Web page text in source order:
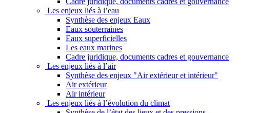
Les enjeux liés à l’eau
Synthèse des enjeux Eaux
Eaux souterraines
Eaux superficielles
Les eaux marines
Cadre juridique, documents cadres et gouvernance
Les enjeux liés à l’air
Synthèse des enjeux "Air extérieur et intérieur"
Air extérieur
Air intérieur
Les enjeux liés à l’évolution du climat